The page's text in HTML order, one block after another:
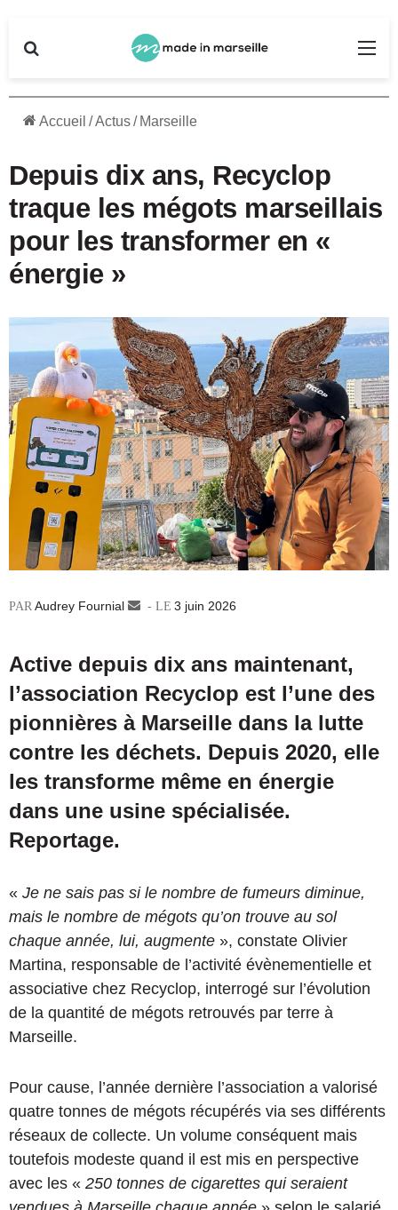
Accueil /Actus/ Marseille
Depuis dix ans, Recyclop
traque les mégots marseillais
pour les transformer en «
énergie »
Audrey Fournial
Envoyer3 juin 2026
Active depuis dix ans maintenant,
l’association Recyclop est l’une des
pionnières à Marseille dans la lutte
contre les déchets. Depuis 2020, elle
les transforme même en énergie
dans une usine spécialisée.
Reportage.
« Je ne sais pas si le nombre de fumeurs diminue,
mais le nombre de mégots qu’on trouve au sol
chaque année, lui, augmente », constate Olivier
Martina, responsable de l’activité évènementielle et
associative chez Recyclop, interrogé sur l’évolution
de la quantité de mégots retrouvés par terre à
Marseille.
Pour cause, l’année dernière l’association a valorisé
quatre tonnes de mégots récupérés via ses différents
réseaux de collecte. Un volume conséquent mais
toutefois modeste quand il est mis en perspective
avec les « 250 tonnes de cigarettes qui seraient